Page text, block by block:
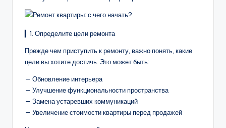
▎1. Определите цели ремонта
Прежде чем приступить к ремонту, важно понять, какие
цели вы хотите достичь. Это может быть:
— Обновление интерьера
— Улучшение функциональности пространства
— Замена устаревших коммуникаций
— Увеличение стоимости квартиры перед продажей